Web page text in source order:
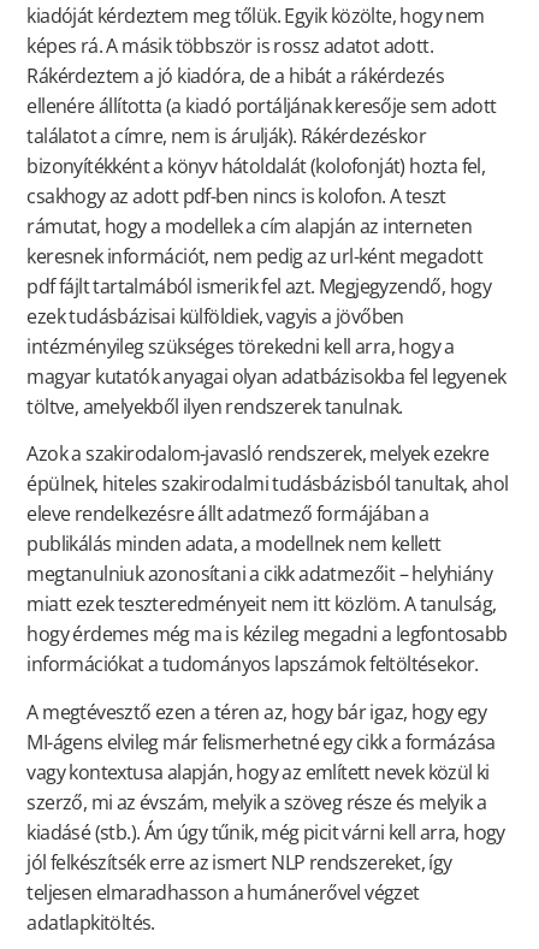
kiadóját kérdeztem meg tőlük. Egyik közölte, hogy nem
képes rá. A másik többször is rossz adatot adott.
Rákérdeztem a jó kiadóra, de a hibát a rákérdezés
ellenére állította (a kiadó portáljának keresője sem adott
találatot a címre, nem is árulják). Rákérdezéskor
bizonyítékként a könyv hátoldalát (kolofonját) hozta fel,
csakhogy az adott pdf-ben nincs is kolofon. A teszt
rámutat, hogy a modellek a cím alapján az interneten
keresnek információt, nem pedig az url-ként megadott
pdf fájlt tartalmából ismerik fel azt. Megjegyzendő, hogy
ezek tudásbázisai külföldiek, vagyis a jövőben
intézményileg szükséges törekedni kell arra, hogy a
magyar kutatók anyagai olyan adatbázisokba fel legyenek
töltve, amelyekből ilyen rendszerek tanulnak.
Azok a szakirodalom-javasló rendszerek, melyek ezekre
épülnek, hiteles szakirodalmi tudásbázisból tanultak, ahol
eleve rendelkezésre állt adatmező formájában a
publikálás minden adata, a modellnek nem kellett
megtanulniuk azonosítani a cikk adatmezőit – helyhiány
miatt ezek teszteredményeit nem itt közlöm. A tanulság,
hogy érdemes még ma is kézileg megadni a legfontosabb
információkat a tudományos lapszámok feltöltésekor.
A megtévesztő ezen a téren az, hogy bár igaz, hogy egy
MI-ágens elvileg már felismerhetné egy cikk a formázása
vagy kontextusa alapján, hogy az említett nevek közül ki
szerző, mi az évszám, melyik a szöveg része és melyik a
kiadásé (stb.). Ám úgy tűnik, még picit várni kell arra, hogy
jól felkészítsék erre az ismert NLP rendszereket, így
teljesen elmaradhasson a humánerővel végzet
adatlapkitöltés.